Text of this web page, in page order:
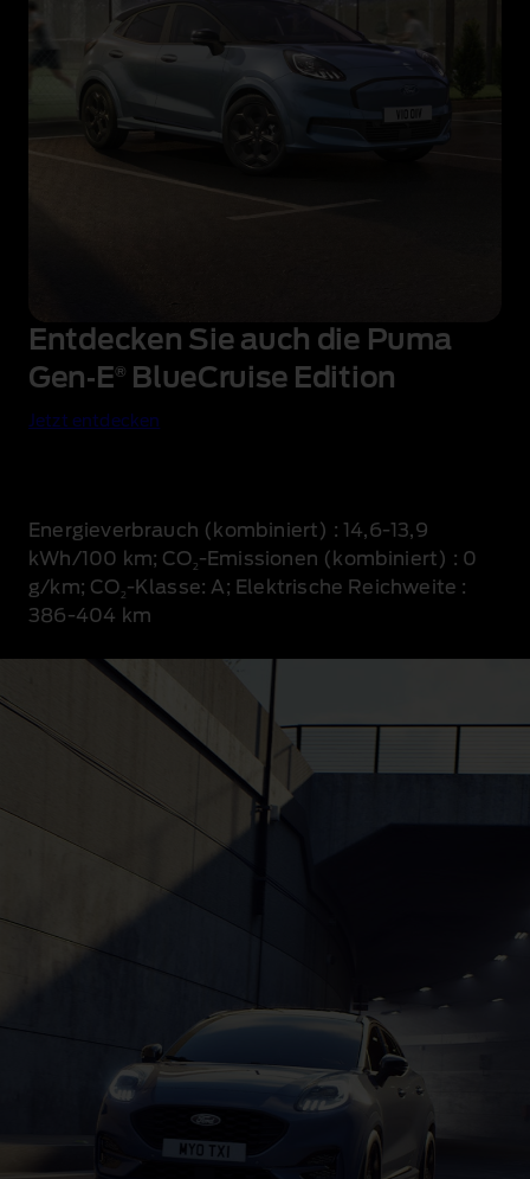
Entdecken Sie auch die Puma
Gen‑E® BlueCruise Edition
Jetzt entdecken
Energieverbrauch (kombiniert) : 14,6‑13,9
kWh/100 km; CO2 ‑Emissionen (kombiniert) : 0
g/km; CO2 ‑Klasse: A; Elektrische Reichweite :
386‑404 km